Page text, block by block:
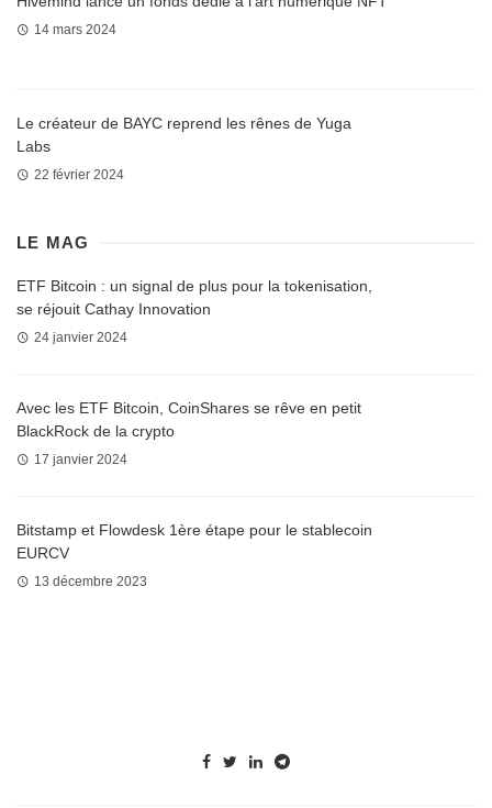
14 mars 2024
Le créateur de BAYC reprend les rênes de Yuga
Labs
22 février 2024
LE MAG
ETF Bitcoin : un signal de plus pour la tokenisation,
se réjouit Cathay Innovation
24 janvier 2024
Avec les ETF Bitcoin, CoinShares se rêve en petit
BlackRock de la crypto
17 janvier 2024
Bitstamp et Flowdesk 1ère étape pour le stablecoin
EURCV
13 décembre 2023